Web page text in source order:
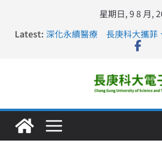
星期日, 9 8 月,
Latest: 深化永續醫療 長庚科大攜菲
長庚科大訪凱瑟醫療集團、美
仁德醫專與長庚科大締結策
長庚科大連四年穩居《遠見》